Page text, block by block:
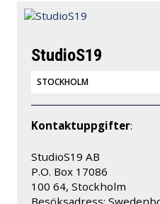
StudioS19
STOCKHOLM
Kontaktuppgifter:
StudioS19 AB
P.O. Box 17086
100 64, Stockholm